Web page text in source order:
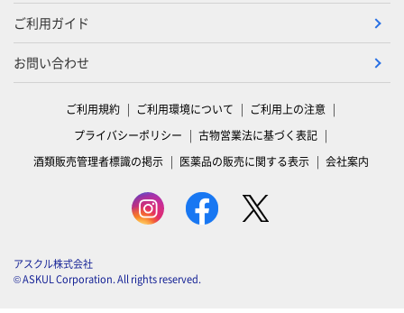
ご利用ガイド
お問い合わせ
ご利用規約 ご利用環境について
ご利用上の注意
プライバシーポリシー
古物営業法に基づく表記
酒類販売管理者標識の掲示
医薬品の販売に関する表示 会社案内
アスクル株式会社
© ASKUL Corporation. All rights reserved.